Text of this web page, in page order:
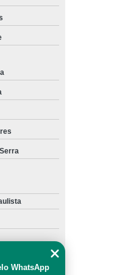
Ponto
Pigmentação
em Homens
WhatsApp